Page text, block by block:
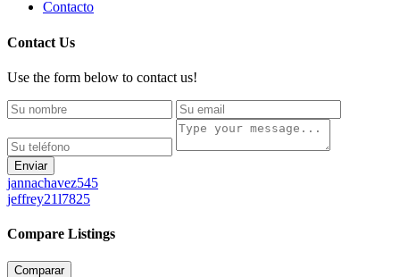
Contacto
Contact Us
Use the form below to contact us!
Enviar
jannachavez545
jeffrey21l7825
Compare Listings
Comparar